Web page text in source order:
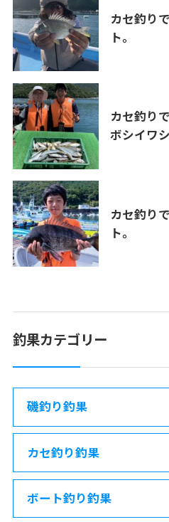
カセ釣り
ト。
カセ釣り
ボシイワ
カセ釣り
ト。
釣果カテゴリー
磯釣り釣果
カセ釣り釣果
ボート釣り釣果